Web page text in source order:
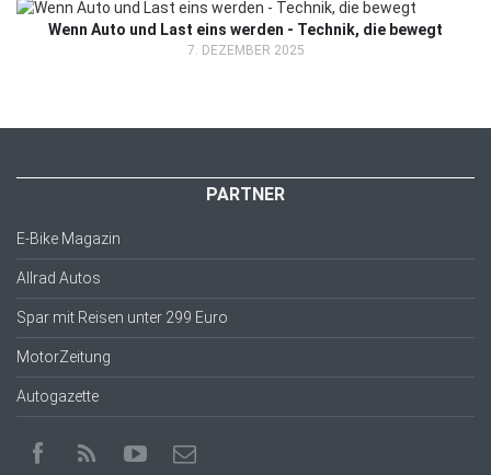
Wenn Auto und Last eins werden - Technik, die bewegt
7. DEZEMBER 2025
PARTNER
E-Bike Magazin
Allrad Autos
Spar mit Reisen unter 299 Euro
MotorZeitung
Autogazette